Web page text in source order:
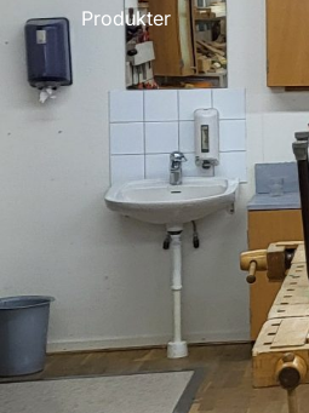
Produkter